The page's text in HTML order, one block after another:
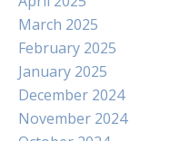
March 2025
February 2025
January 2025
December 2024
November 2024